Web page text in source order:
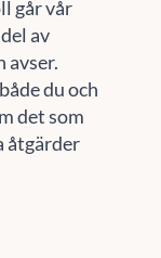
går vår
av
avser.
du och
det som
åtgärder